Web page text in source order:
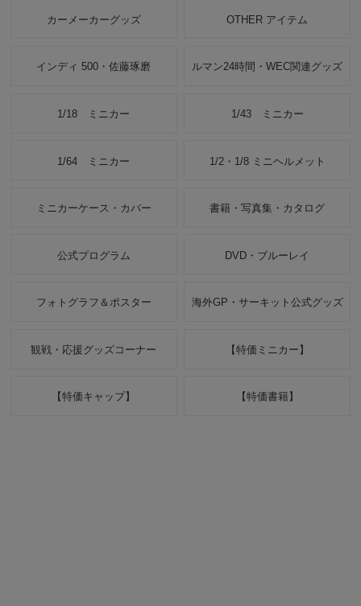
カーメーカーグッズ OTHER アイテム
インディ 500・佐藤琢磨 ルマン24時間・WEC関連グッズ
1/18 ミニカー 1/43 ミニカー
1/64 ミニカー 1/2・1/8 ミニヘルメット
ミニカーケース・カバー 書籍・写真集・カタログ
公式プログラム DVD・ブルーレイ
フォトグラフ＆ポスター 海外GP・サーキット公式グッズ
観戦・応援グッズコーナー 【特価ミニカー】
【特価キャップ】 【特価書籍】